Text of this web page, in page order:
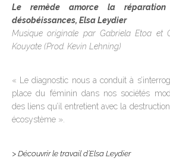
Le remède amorce la
désobéissances, Elsa Leydier
Musique originale par Gabriela Etoa et
Kouyate (Prod. Kevin Lehning)
« Le diagnostic nous a conduit à
place du féminin dans nos sociétés
des liens qu’il entretient avec la
écosystème ».
> Découvrir le travail d’Elsa Leydier